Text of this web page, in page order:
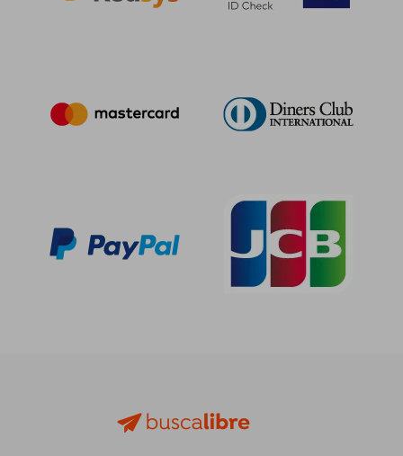
5%
dcto.